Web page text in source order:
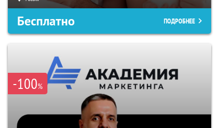
Бесплатно ПОДРОБНЕЕ
-100%